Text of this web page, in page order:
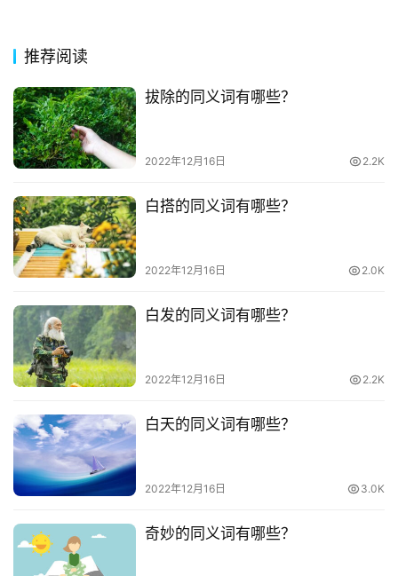
推荐阅读
拔除的同义词有哪些？
2022年12月16日 2.2K
白搭的同义词有哪些？
2022年12月16日 2.0K
白发的同义词有哪些？
2022年12月16日 2.2K
白天的同义词有哪些？
2022年12月16日 3.0K
奇妙的同义词有哪些？